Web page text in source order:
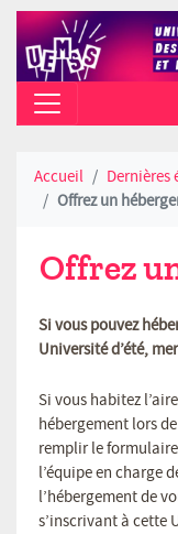
CAMPUS
Accueil Dernières
Offrez un
Offrez
Si vous pouvez
Université d’été,
Si vous habitez
hébergement lors
remplir le
l’équipe en charge
l’hébergement de
s’inscrivant à cette